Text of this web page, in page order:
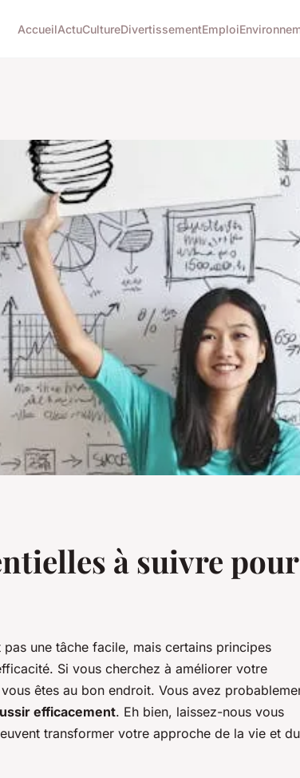
AccueilActuCultureDivertissementEmploi
à suivre
une tâche facile, mais certains principes
Si vous cherchez à améliorer votre
êtes au bon endroit. Vous avez
efficacement. Eh bien, laissez-nous vous
transformer votre approche de la vie et du